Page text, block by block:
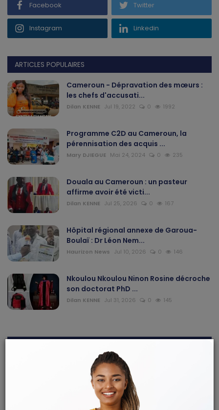
Vidéos
Société
Échos des collectivités
Chroniques
Nécrologie
Éditorial
Langue
English Francais
Facebook Twitter
Instagram Linkedin
ARTICLES POPULAIRES
Cameroun - Dépravation des mœurs :
les chefs d'accusati...
Dilan KENNE Jul 19, 2022 0 1992
Programme C2D au Cameroun, la
pérennisation des acquis ...
Mary DJIEGUE Mai 24, 2024 0 235
Douala au Cameroun : un pasteur
affirme avoir été victi...
Dilan KENNE Jul 25, 2026 0 167
Hôpital régional annexe de Garoua-
Boulaï : Dr Léon Nem...
Haurizon News Jul 10, 2026 0 146
Nkoulou Nkoulou Ninon Rosine décroche
son doctorat PhD ...
Dilan KENNE Jul 31, 2026 0 145